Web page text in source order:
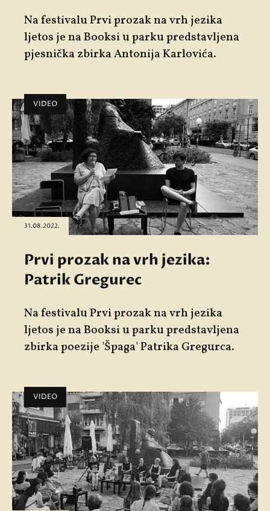
Na festivalu Prvi prozak na vrh jezika
ljetos je na Booksi u parku predstavljena
pjesnička zbirka Antonija Karlovića.
VIDEO
31.08.2022.
Prvi prozak na vrh jezika:
Patrik Gregurec
Na festivalu Prvi prozak na vrh jezika
ljetos je na Booksi u parku predstavljena
zbirka poezije 'Špaga' Patrika Gregurca.
VIDEO